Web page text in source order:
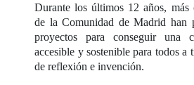
Durante los últimos 12 años, más
de la Comunidad de Madrid han
proyectos para conseguir una
accesible y sostenible para todos a
de reflexión e invención.